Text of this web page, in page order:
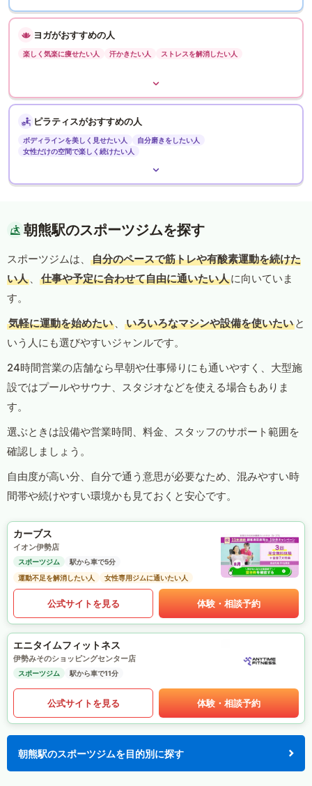
ヨガがおすすめの人
楽しく気楽に痩せたい人 汗かきたい人 ストレスを解消したい人
ピラティスがおすすめの人
ボディラインを美しく見せたい人
自分磨きをしたい人
女性だけの空間で楽しく続けたい人
朝熊駅のスポーツジムを探す
スポーツジムは、
自分のペースで筋トレや有酸素運動を続けた
い人 、 仕事や予定に合わせて自由に通いたい人に向いていま
す。
気軽に運動を始めたい 、 いろいろなマシンや設備を使いたい と
いう人にも選びやすいジャンルです。
24時間営業の店舗なら早朝や仕事帰りにも通いやすく、大型施
設ではプールやサウナ、スタジオなどを使える場合もありま
す。
選ぶときは設備や営業時間、料金、スタッフのサポート範囲を
確認しましょう。
自由度が高い分、自分で通う意思が必要なため、混みやすい時
間帯や続けやすい環境かも見ておくと安心です。
カーブス
イオン伊勢店
スポーツジム
駅から車で5分
運動不足を解消したい人
女性専用ジムに通いたい人
公式サイトを見る 体験・相談予約
エニタイムフィットネス
伊勢みそのショッピングセンター店
スポーツジム 駅から車で11分
公式サイトを見る 体験・相談予約
朝熊駅のスポーツジムを目的別に探す